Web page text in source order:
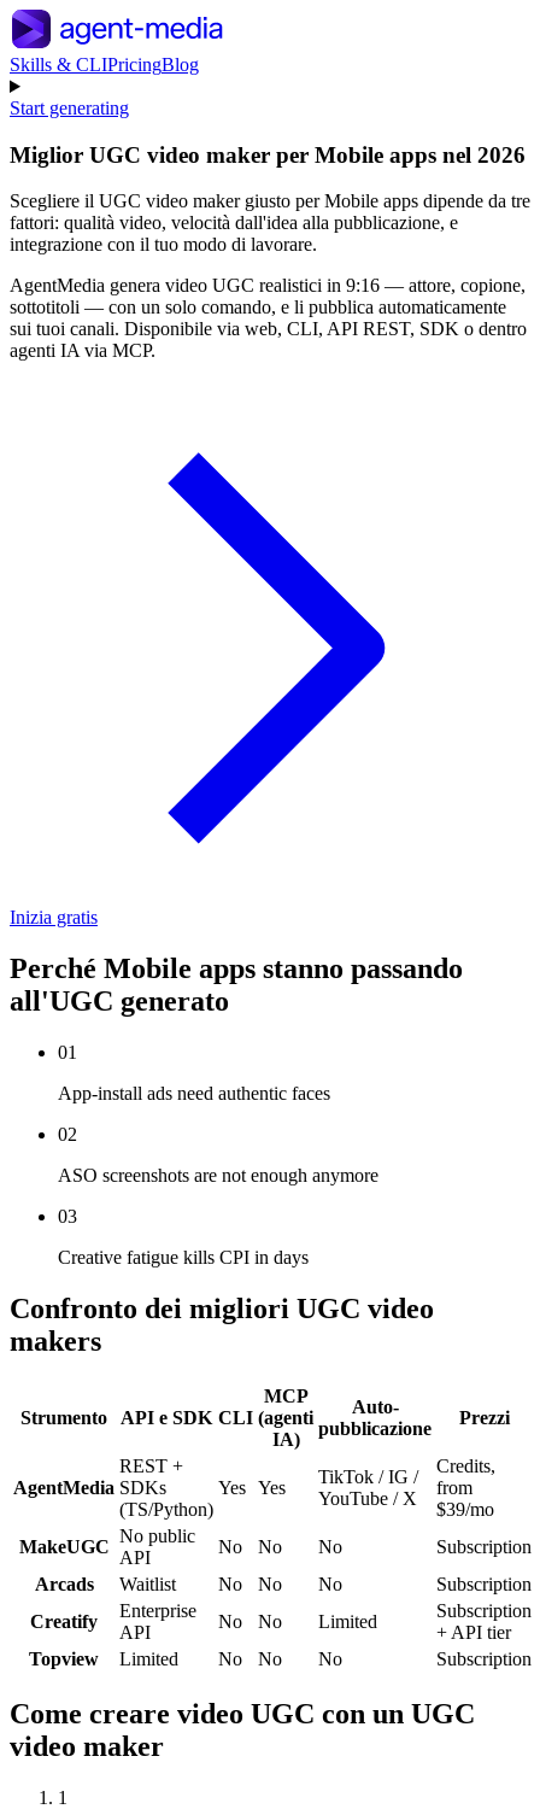
Skills & CLIPricingBlog
Start generating
Miglior UGC video maker per Mobile apps nel 2026
Scegliere il UGC video maker giusto per Mobile apps dipende da tre
fattori: qualità video, velocità dall'idea alla pubblicazione, e
integrazione con il tuo modo di lavorare.
AgentMedia genera video UGC realistici in 9:16 — attore, copione,
sottotitoli — con un solo comando, e li pubblica automaticamente
sui tuoi canali. Disponibile via web, CLI, API REST, SDK o dentro
agenti IA via MCP.
Inizia gratis
Perché Mobile apps stanno passando
all'UGC generato
01
App-install ads need authentic faces
02
ASO screenshots are not enough anymore
03
Creative fatigue kills CPI in days
Confronto dei migliori UGC video
makers
Strumento API e SDK CLI
MCP
(agenti
IA)
Auto-
pubblicazione
Prezzi
AgentMedia
REST +
SDKs
(TS/Python)
Yes Yes
TikTok / IG /
YouTube / X
Credits,
from
$39/mo
MakeUGC
No public
API
No No No
Subscription
Arcads
Waitlist No No No
Subscription
Creatify
Enterprise
API
No No Limited
Subscription
+ API tier
Topview
Limited No No No Subscription
Come creare video UGC con un UGC
video maker
1